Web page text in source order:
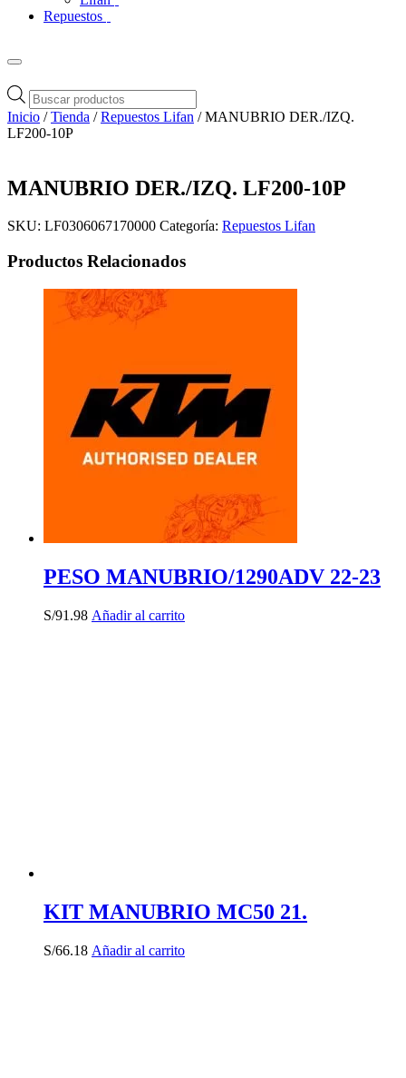
Repuestos
Búsqueda
de
productos
Inicio /Tienda /Repuestos Lifan / MANUBRIO DER./IZQ.
LF200-10P
MANUBRIO DER./IZQ. LF200-10P
SKU: LF0306067170000 Categoría: Repuestos Lifan
Productos Relacionados
PESO MANUBRIO/1290ADV 22-23
S/91.98 Añadir al carrito
KIT MANUBRIO MC50 21.
S/66.18 Añadir al carrito